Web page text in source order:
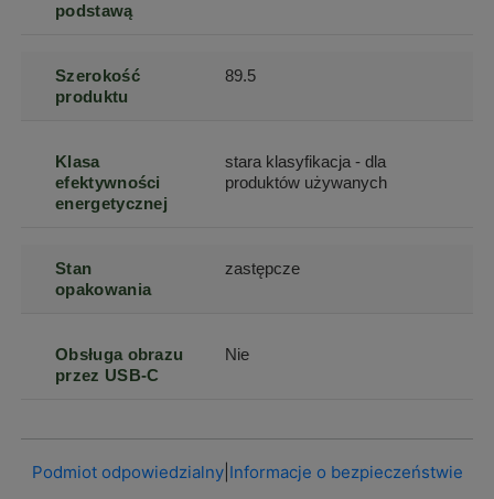
podstawą
Szerokość
produktu
89.5
Klasa
efektywności
energetycznej
stara klasyfikacja - dla
produktów używanych
Stan
opakowania
zastępcze
Obsługa obrazu
przez USB-C
Nie
Podmiot odpowiedzialny| Informacje o bezpieczeństwie